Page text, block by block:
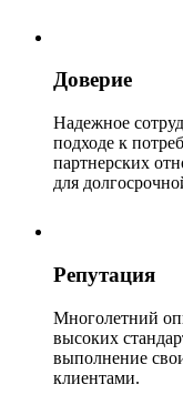
Доверие
Надежное
подходе к
партнерских
для
Репутация
Многолетний
высоких
выполнение
клиентами.